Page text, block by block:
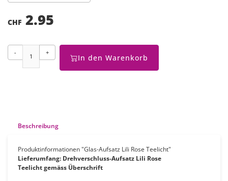
CHF 2.95
- +
In den Warenkorb
Beschreibung
Produktinformationen "Glas-Aufsatz Lili Rose Teelicht"
Lieferumfang: Drehverschluss-Aufsatz Lili Rose
Teelichtgemäss Überschrift